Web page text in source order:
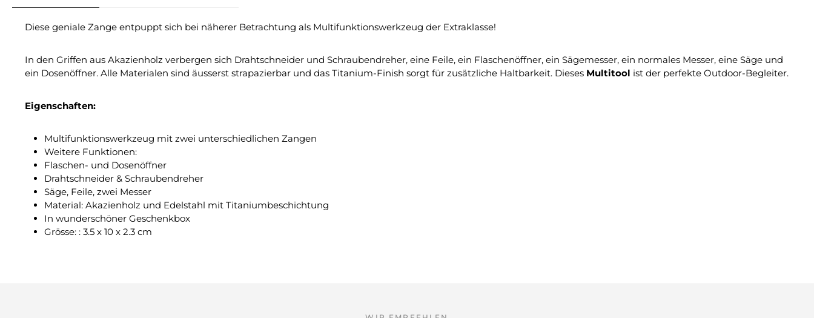
Diese geniale Zange entpuppt sich bei näherer Betrachtung als Multifunktionswerkzeug der Extraklasse!
In den Griffen aus Akazienholz verbergen sich Drahtschneider und Schraubendreher, eine Feile, ein Flaschenöffner, ein Sägemesser, ein normales Messer, eine Säge und
ein Dosenöffner. Alle Materialen sind äusserst strapazierbar und das Titanium-Finish sorgt für zusätzliche Haltbarkeit. Dieses Multitool ist der perfekte Outdoor-Begleiter.
Eigenschaften:
Multifunktionswerkzeug mit zwei unterschiedlichen Zangen
Weitere Funktionen:
Flaschen- und Dosenöffner
Drahtschneider & Schraubendreher
Säge, Feile, zwei Messer
Material: Akazienholz und Edelstahl mit Titaniumbeschichtung
In wunderschöner Geschenkbox
Grösse: : 3.5 x 10 x 2.3 cm